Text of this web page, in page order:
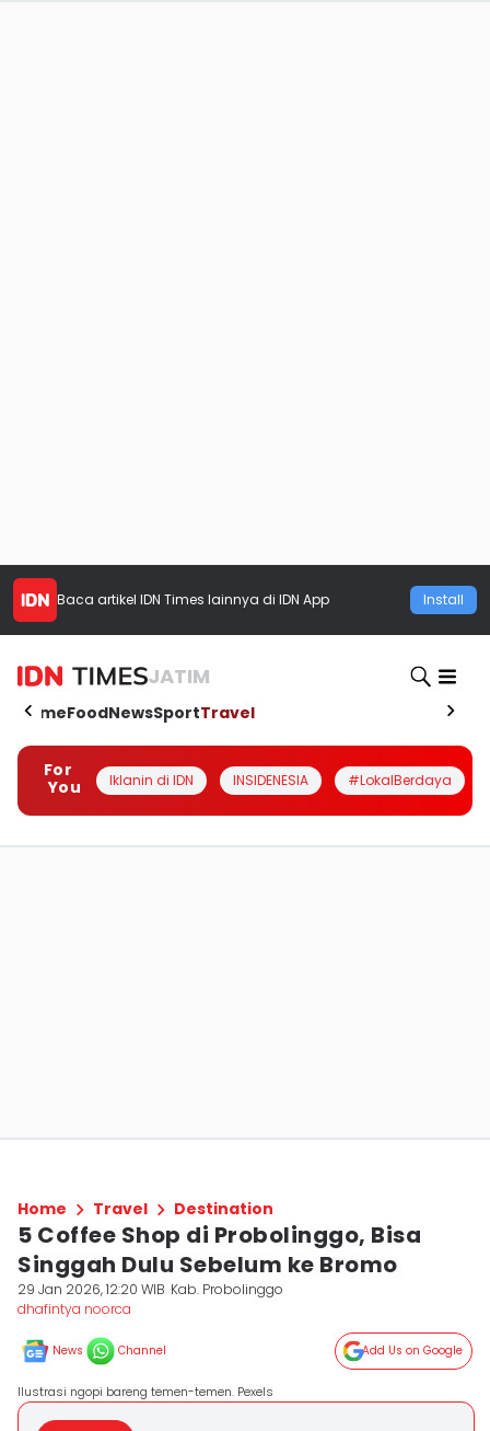
Baca artikel IDN Times lainnya di IDN App Install
JATIM
HomeFoodNewsSportTravel
For
You
Iklanin di IDN INSIDENESIA #LokalBerdaya
Home Travel Destination
5 Coffee Shop di Probolinggo, Bisa
Singgah Dulu Sebelum ke Bromo
29 Jan 2026, 12:20 WIB Kab. Probolinggo
dhafintya noorca
News Channel Add Us on Google
Ilustrasi ngopi bareng temen-temen. Pexels